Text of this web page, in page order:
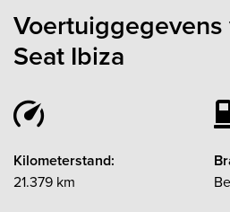
Voertuiggegevens
Seat Ibiza
Kilometerstand:
21.379 km